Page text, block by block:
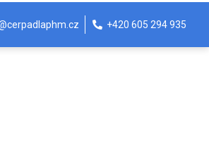
+420 605 294 935